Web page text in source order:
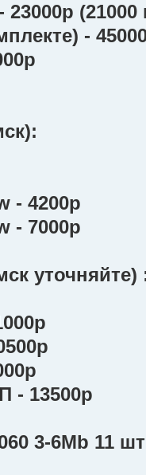
(21000
-
- 4200р
- 7000р
уточняйте)
- 13500р
3-6Mb 11